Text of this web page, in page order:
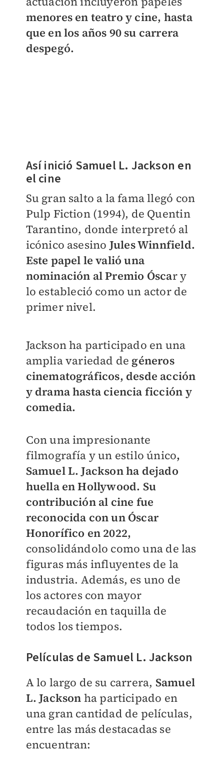
menores en teatro y cine, hasta
que en los años 90 su carrera
despegó.
Así inició Samuel L. Jackson en
el cine
Su gran salto a la fama llegó con
Pulp Fiction (1994), de Quentin
Tarantino, donde interpretó al
icónico asesino Jules Winnfield.
Este papel le valió una
nominación al Premio Óscar y
lo estableció como un actor de
primer nivel.
Jackson ha participado en una
amplia variedad de géneros
cinematográficos, desde acción
y drama hasta ciencia ficción y
comedia.
Con una impresionante
filmografía y un estilo único,
Samuel L. Jackson ha dejado
huella en Hollywood. Su
contribución al cine fue
reconocida con un Óscar
Honorífico en 2022,
consolidándolo como una de las
figuras más influyentes de la
industria. Además, es uno de
los actores con mayor
recaudación en taquilla de
todos los tiempos.
Películas de Samuel L. Jackson
A lo largo de su carrera, Samuel
L. Jackson ha participado en
una gran cantidad de películas,
entre las más destacadas se
encuentran: